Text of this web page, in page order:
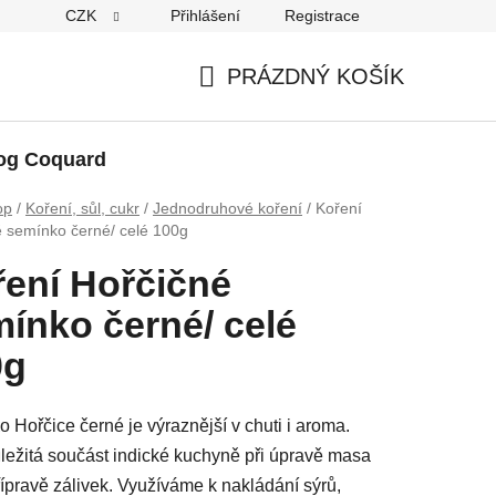
CZK Přihlášení Registrace
PRÁZDNÝ KOŠÍK
Coquard
/ Koření, sůl, cukr / Jednodruhové koření / Koření
semínko černé/ celé 100g
Hořčičné
černé/ celé
Hořčice černé je výraznější v chuti i aroma.
součást indické kuchyně při úpravě masa
zálivek. Využíváme k nakládání sýrů,